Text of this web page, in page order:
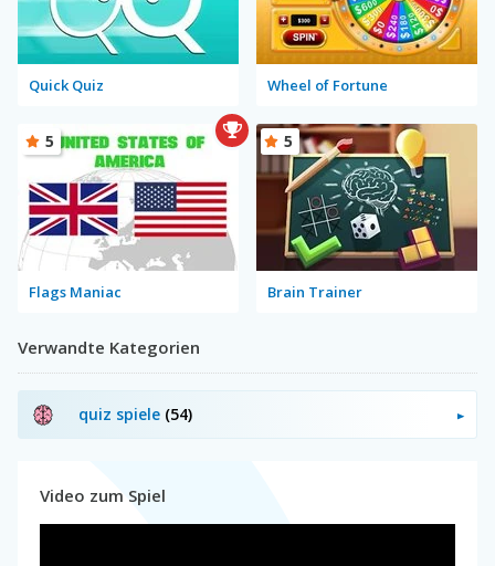
Quick Quiz Wheel of Fortune
Flags Maniac
5
Brain Trainer
5
Verwandte Kategorien
quiz spiele (54)
Video zum Spiel